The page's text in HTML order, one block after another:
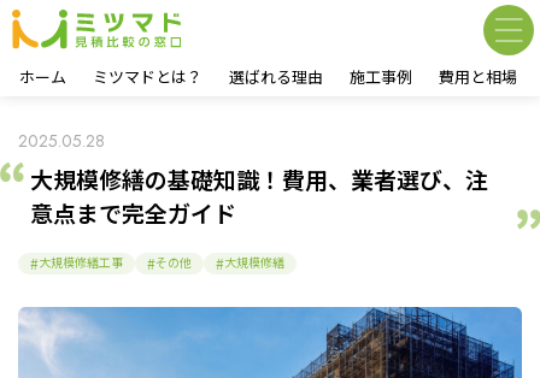
ホーム ミツマドとは？ 選ばれる理由 施工事例 費用と相場
2025.05.28
大規模修繕の基礎知識！費用、業者選び、注
意点まで完全ガイド
大規模修繕工事 その他 大規模修繕